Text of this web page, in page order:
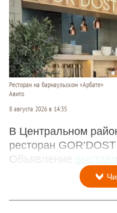
Ресторан на барнаульском «Арбате»
Авито
8 августа 2026 в 14:35
В Центральном
ресторан
Объявление